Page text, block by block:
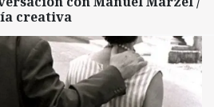
creativa